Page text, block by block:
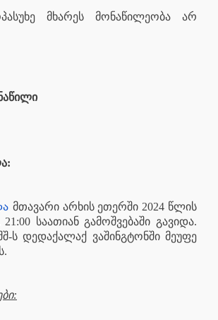
მხარეს მონაწილეობა არ
მთავარი არხის ეთერში 2024 წლის
საათიან გამოშვებაში გავიდა.
ს დედაქალაქ ვაშინგტონში მეუფე